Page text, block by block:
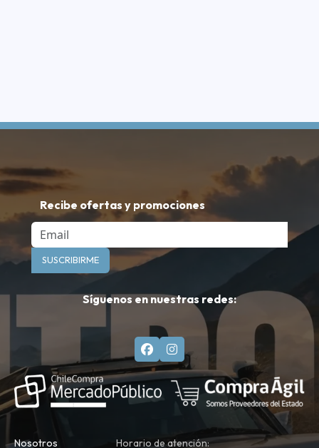
Recibe ofertas y promociones
Email
SUSCRIBIRME
Síguenos en nuestras redes:
Nosotros Horario de atención: